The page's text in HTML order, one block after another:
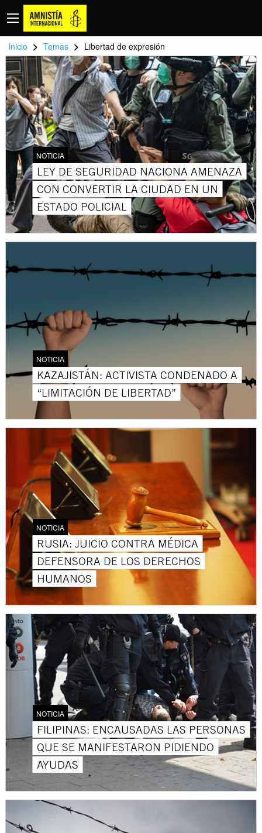
Inicio > Temas > Libertad de expresión
NOTICIA
LEY DE SEGURIDAD NACIONA AMENAZA
CON CONVERTIR LA CIUDAD EN UN
ESTADO POLICIAL
NOTICIA
KAZAJISTÁN: ACTIVISTA CONDENADO A
“LIMITACIÓN DE LIBERTAD”
NOTICIA
RUSIA: JUICIO CONTRA MÉDICA
DEFENSORA DE LOS DERECHOS
HUMANOS
NOTICIA
FILIPINAS: ENCAUSADAS LAS PERSONAS
QUE SE MANIFESTARON PIDIENDO
AYUDAS